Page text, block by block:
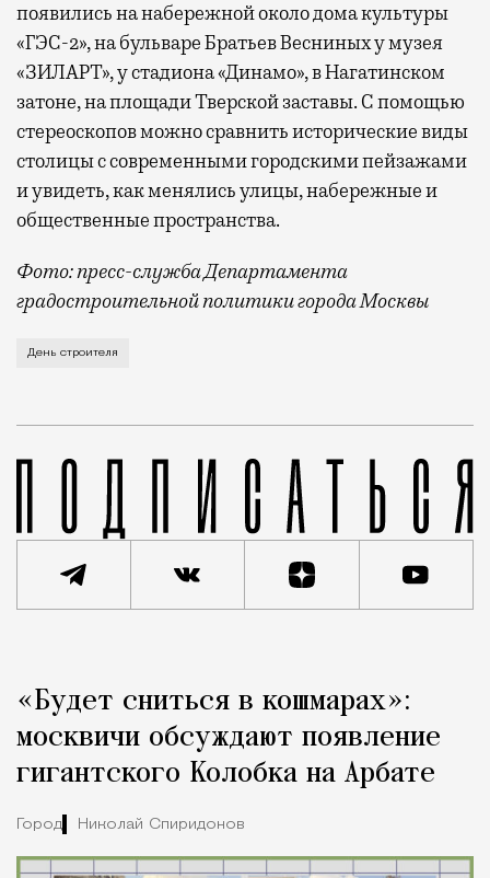
появились на набережной около дома культуры
«ГЭС-2», на бульваре Братьев Весниных у музея
«ЗИЛАРТ», у стадиона «Динамо», в Нагатинском
затоне, на площади Тверской заставы. С помощью
стереоскопов можно сравнить исторические виды
столицы с современными городскими пейзажами
и увидеть, как менялись улицы, набережные и
общественные пространства.
Фото: пресс-служба Департамента
градостроительной политики города Москвы
В этом году профессиональный праздник День
День строителя
Город
«Будет сниться в кошмарах»:
москвичи обсуждают появление
гигантского Колобка на Арбате
Город Николай Спиридонов